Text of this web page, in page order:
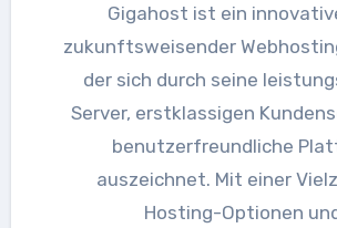
Gigahost ist ein
zukunftsweisender
der sich durch seine
Server, erstklassigen
benutzerfreundliche
auszeichnet. Mit einer
Hosting-Optionen